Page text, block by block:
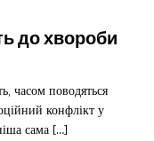
до хвороби
часом поводяться
конфлікт у
сама […]